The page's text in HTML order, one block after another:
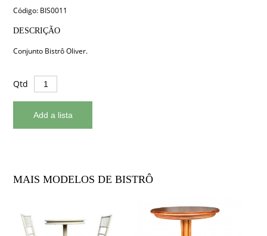
Código: BIS0011
DESCRIÇÃO
Conjunto Bistrô Oliver.
Qtd
MAIS MODELOS DE BISTRÔ